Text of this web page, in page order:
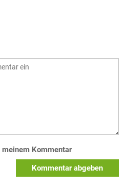
Kommentar
Kommentar abgeben